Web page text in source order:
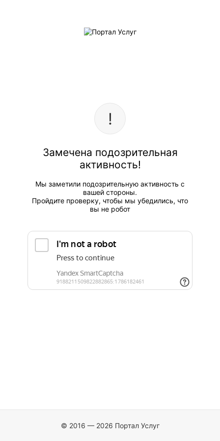
Замечена подозрительная
активность!
Мы заметили подозрительную активность с
вашей стороны.
Пройдите проверку, чтобы мы убедились, что
вы не робот
© 2016 — 2026 Портал Услуг